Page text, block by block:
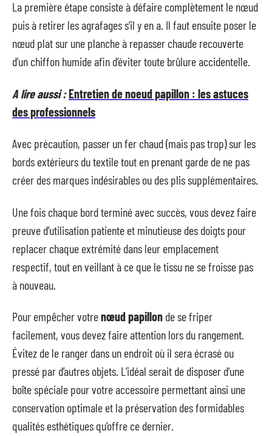
La première étape consiste à défaire complètement le nœud
puis à retirer les agrafages s’il y en a. Il faut ensuite poser le
nœud plat sur une planche à repasser chaude recouverte
d’un chiffon humide afin d’éviter toute brûlure accidentelle.
A lire aussi :Entretien de noeud papillon : les astuces
des professionnels
Avec précaution, passer un fer chaud (mais pas trop) sur les
bords extérieurs du textile tout en prenant garde de ne pas
créer des marques indésirables ou des plis supplémentaires.
Une fois chaque bord terminé avec succès, vous devez faire
preuve d’utilisation patiente et minutieuse des doigts pour
replacer chaque extrémité dans leur emplacement
respectif, tout en veillant à ce que le tissu ne se froisse pas
à nouveau.
Pour empêcher votrenœud papillon de se friper
facilement, vous devez faire attention lors du rangement.
Évitez de le ranger dans un endroit où il sera écrasé ou
pressé par d’autres objets. L’idéal serait de disposer d’une
boîte spéciale pour votre accessoire permettant ainsi une
conservation optimale et la préservation des formidables
qualités esthétiques qu’offre ce dernier.